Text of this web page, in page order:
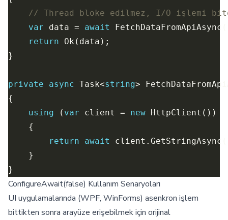
// Thread bloke edilmez, I/O işlemi
var data = await
return
private async Task<string
using ( var client = new
return
await client.GetStringAsync(
ConfigureAwait(false) Kullanım Senaryoları
UI uygulamalarında (WPF, WinForms) asenkron işlem
bittikten sonra arayüze erişebilmek için orijinal